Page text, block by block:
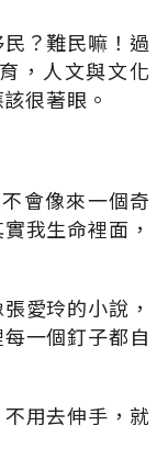
？難民嘛！過
，人文與文化
很著眼。
會像來一個奇
我生命裡面，
愛玲的小說，
一個釘子都自
用去伸手，就